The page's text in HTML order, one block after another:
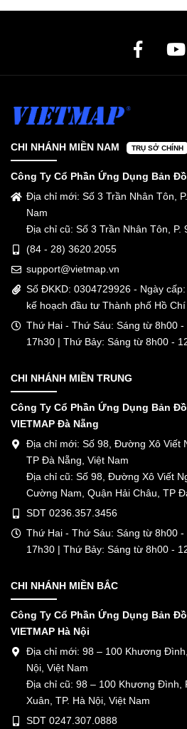
CHI NHÁNH MIỀN NAM TRỤ SỞ CHÍNH
Công Ty Cổ Phần Ứng Dụng Bản Đồ
Địa chỉ mới: Số 3 Trần Nhân Tôn,
Nam
Địa chỉ cũ: Số 3 Trần Nhân Tôn, P.
(84 - 28) 3620.2055
support@vietmap.vn
Số ĐKKD: 0304729926 - Ngày
kế hoạch đầu tư Thành phố Hồ
Thứ Hai - Thứ Sáu: Sáng từ 8h00
17h30 | Thứ Bảy: Sáng từ 8h00 -
CHI NHÁNH MIỀN TRUNG
Công Ty Cổ Phần Ứng Dụng Bản
VIETMAP Đà Nẵng
Địa chỉ mới: Số 98, Đường Xô Viết
TP Đà Nẵng, Việt Nam
Địa chỉ cũ: Số 98, Đường Xô Viết
Cường Nam, Quận Hải Châu, TP
SDT 0236.357.3456
Thứ Hai - Thứ Sáu: Sáng từ 8h00
17h30 | Thứ Bảy: Sáng từ 8h00 -
CHI NHÁNH MIỀN BẮC
Công Ty Cổ Phần Ứng Dụng Bản
VIETMAP Hà Nội
Địa chỉ mới: 98 – 100 Khương
Nội, Việt Nam
Địa chỉ cũ: 98 – 100 Khương Đình,
Xuân, TP. Hà Nội, Việt Nam
SDT 0247.307.0888